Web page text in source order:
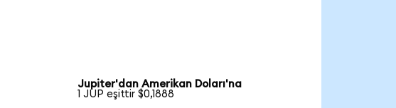
Jupiter'dan Amerikan Doları'na
1 JUP eşittir $0,1888